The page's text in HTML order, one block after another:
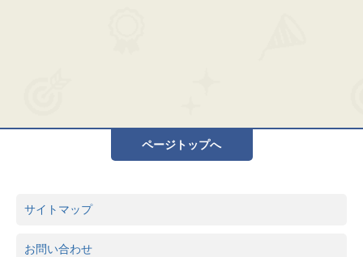
ページトップへ
サイトマップ
お問い合わせ